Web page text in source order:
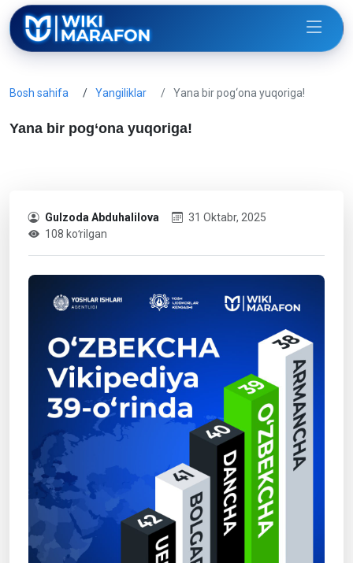
Bosh sahifa Yangiliklar Yana bir pog‘ona yuqoriga!
Yana bir pog‘ona yuqoriga!
Gulzoda Abduhalilova
31 Oktabr, 2025
108 koʻrilgan